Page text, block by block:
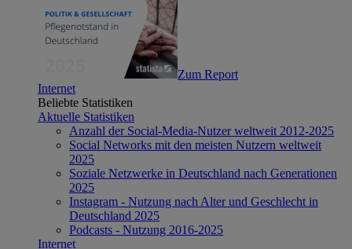
Zum Report
Internet
Beliebte Statistiken
Aktuelle Statistiken
Anzahl der Social-Media-Nutzer weltweit 2012-2025
Social Networks mit den meisten Nutzern weltweit
2025
Soziale Netzwerke in Deutschland nach Generationen
2025
Instagram - Nutzung nach Alter und Geschlecht in
Deutschland 2025
Podcasts - Nutzung 2016-2025
Internet